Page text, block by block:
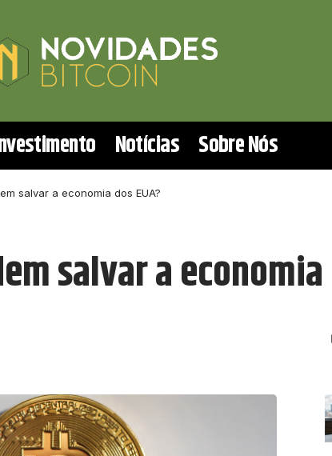
Notícias Sobre Nós
salvar a economia dos EUA?
salvar a economia